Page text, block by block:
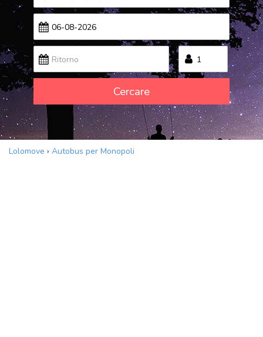
Cercare
Lolomove › Autobus per Monopoli